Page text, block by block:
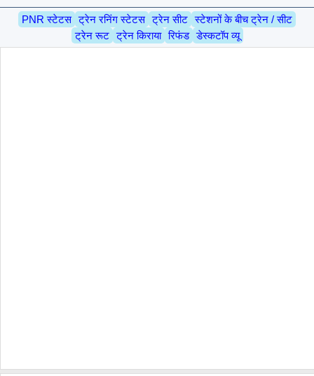
PNR स्टेटस ट्रेन रनिंग स्टेटस ट्रेन सीट स्टेशनों के बीच ट्रेन / सीट
ट्रेन रूट ट्रेन किराया रिफंड डेस्कटॉप व्यू